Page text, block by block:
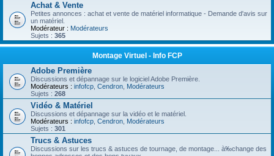
Achat & Vente
Petites annonces : achat et vente de matériel informatique - Demande d'avis sur
un matériel.
Modérateur : Modérateurs
Sujets : 365
Montage Virtuel - Info FCP
Adobe Première
Discussions et dépannage sur le logiciel Adobe Première.
Modérateurs : infofcp Cendron Modérateurs
Sujets : 268
Vidéo & Matériel
Discussions et dépannage sur la vidéo et le matériel.
Modérateurs : infofcp Cendron Modérateurs
Sujets : 301
Trucs & Astuces
Discussions sur les trucs & astuces de tournage, de montage... à‰change des